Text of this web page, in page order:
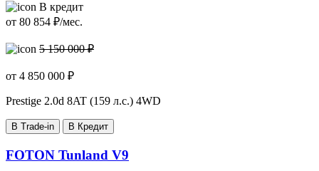
В кредит
от 80 854 ₽/мес.
5 150 000 ₽
от 4 850 000 ₽
Prestige 2.0d 8AT (159 л.с.) 4WD
В Trade-in В Кредит
FOTON Tunland V9